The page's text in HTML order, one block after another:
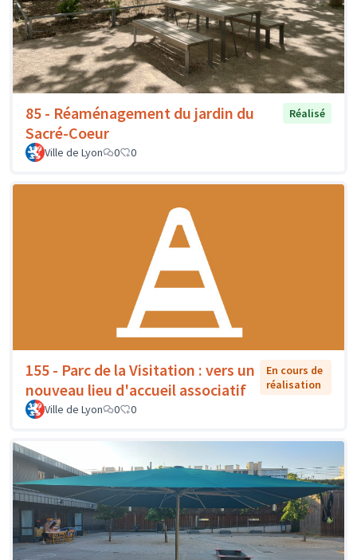
85 - Réaménagement du jardin du
Sacré-Coeur
Réalisé
Ville de Lyon 0 0
155 - Parc de la Visitation : vers un
nouveau lieu d'accueil associatif
En cours de
réalisation
Ville de Lyon
0 0